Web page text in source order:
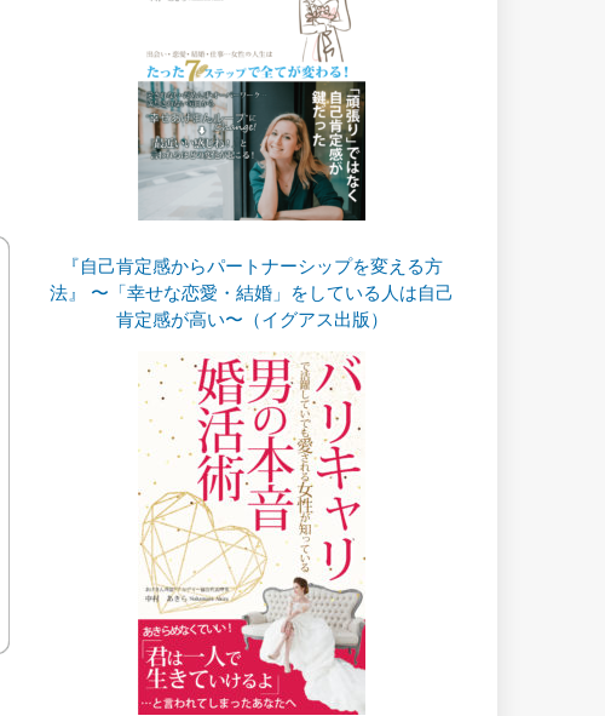
『自己肯定感からパートナーシップを変える方
法』 〜「幸せな恋愛・結婚」をしている人は自己
肯定感が高い〜（イグアス出版）